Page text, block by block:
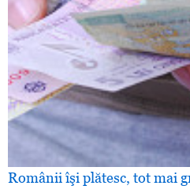
Românii îşi plătesc, tot mai